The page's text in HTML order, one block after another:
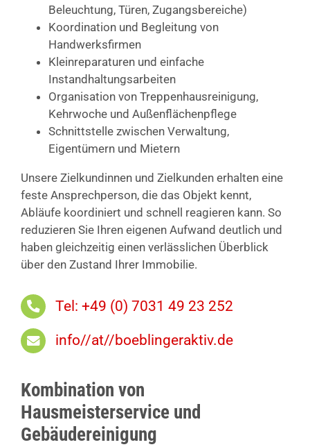
Beleuchtung, Türen, Zugangsbereiche)
Koordination und Begleitung von
Handwerksfirmen
Kleinreparaturen und einfache
Instandhaltungsarbeiten
Organisation von Treppenhausreinigung,
Kehrwoche und Außenflächenpflege
Schnittstelle zwischen Verwaltung,
Eigentümern und Mietern
Unsere Zielkundinnen und Zielkunden erhalten eine
feste Ansprechperson, die das Objekt kennt,
Abläufe koordiniert und schnell reagieren kann. So
reduzieren Sie Ihren eigenen Aufwand deutlich und
haben gleichzeitig einen verlässlichen Überblick
über den Zustand Ihrer Immobilie.
Tel: +49 (0) 7031 49 23 252
info//at//boeblingeraktiv.de
Kombination von
Hausmeisterservice und
Gebäudereinigung